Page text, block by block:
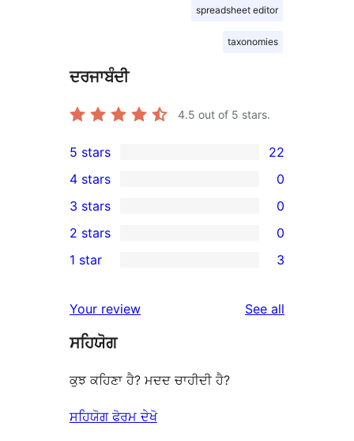
spreadsheet editor
taxonomies
ਦਰਜਾਬੰਦੀ
4.5 out of 5 stars.
22
5-
star
reviews
5 stars 22
4-
star
reviews
4 stars 0
0
3-
star
3 stars 0
2-
reviews
2 stars 0
star
reviews
1 star 3
Your review See all
ਸਹਿਯੋਗ
ਕੁਝ ਕਹਿਣਾ ਹੈ? ਮਦਦ ਚਾਹੀਦੀ ਹੈ?
ਸਹਿਯੋਗ ਫੋਰਮ ਦੇਖੋ